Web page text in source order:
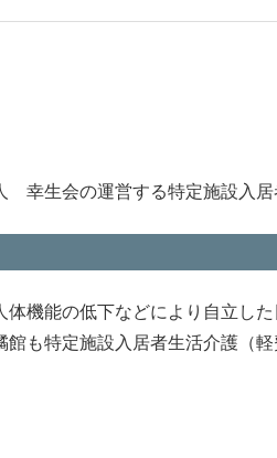
生会の運営する特定施設入居
機能の低下などにより自立し
も特定施設入居者生活介護（軽